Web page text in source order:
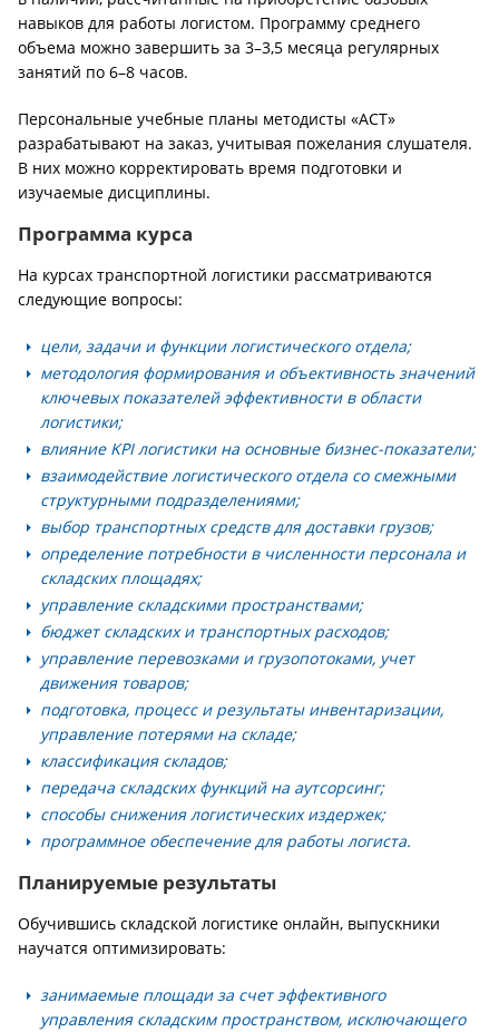
навыков для работы логистом. Программу среднего
объема можно завершить за 3–3,5 месяца регулярных
занятий по 6–8 часов.
Персональные учебные планы методисты «АСТ»
разрабатывают на заказ, учитывая пожелания слушателя.
В них можно корректировать время подготовки и
изучаемые дисциплины.
Программа курса
На курсах транспортной логистики рассматриваются
следующие вопросы:
цели, задачи и функции логистического отдела;
методология формирования и объективность значений
ключевых показателей эффективности в области
логистики;
влияние KPI логистики на основные бизнес-показатели;
взаимодействие логистического отдела со смежными
структурными подразделениями;
выбор транспортных средств для доставки грузов;
определение потребности в численности персонала и
складских площадях;
управление складскими пространствами;
бюджет складских и транспортных расходов;
управление перевозками и грузопотоками, учет
движения товаров;
подготовка, процесс и результаты инвентаризации,
управление потерями на складе;
классификация складов;
передача складских функций на аутсорсинг;
способы снижения логистических издержек;
программное обеспечение для работы логиста.
Планируемые результаты
Обучившись складской логистике онлайн, выпускники
научатся оптимизировать:
занимаемые площади за счет эффективного
управления складским пространством, исключающего